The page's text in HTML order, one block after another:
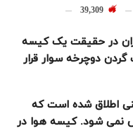
39,309
در حقیقت یک کیسه
دوچرخه سوار قرار
اطلاق شده است که
نمی شود. کیسه هوا در